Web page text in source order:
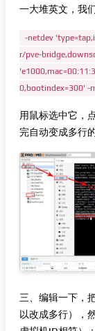
一大堆英文，我
-netdev
r/pve-
0,bootindex=300' -
用鼠标选中它，
完自动变成多行
三、编辑一下，
以改成多行），